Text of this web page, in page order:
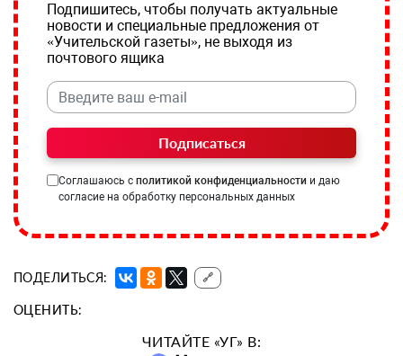
Подпишитесь, чтобы получать актуальные
новости и специальные предложения от
«Учительской газеты», не выходя из
почтового ящика
Подписаться
Соглашаюсь с политикой конфиденциальности и даю
согласие на обработку персональных данных
ПОДЕЛИТЬСЯ: 🔗
ОЦЕНИТЬ:
ЧИТАЙТЕ «УГ» В: